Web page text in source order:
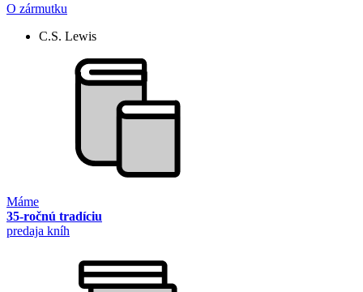
O zármutku
C.S. Lewis
Máme
35-ročnú tradíciu
predaja kníh